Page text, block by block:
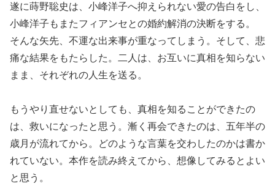
遂に蒔野聡史は、小峰洋子へ抑えられない愛の告白をし、
小峰洋子もまたフィアンセとの婚約解消の決断をする。
そんな矢先、不運な出来事が重なってしまう。そして、悲
痛な結果をもたらした。二人は、お互いに真相を知らない
まま、それぞれの人生を送る。
もうやり直せないとしても、真相を知ることができたの
は、救いになったと思う。漸く再会できたのは、五年半の
歳月が流れてから。どのような言葉を交わしたのかは書か
れていない。本作を読み終えてから、想像してみるとよい
と思う。